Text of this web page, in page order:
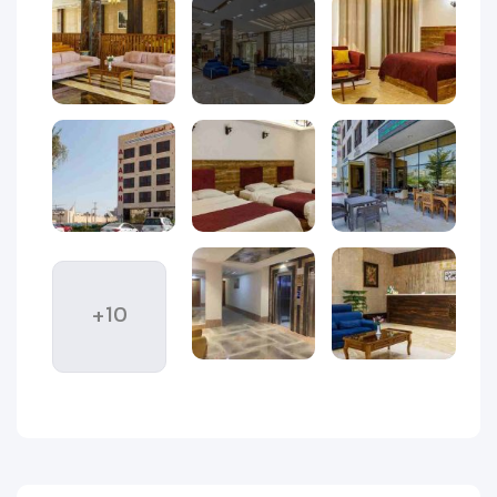
طبیعت شگفت‌انگیز و جاذبه‌های تاریخی مثل جنگل‌های حرا و
قلعه پرتغالی‌ها گرفته تا مراکز خرید مدرن و سواحل بکر، همه‌چیز
در قشم دست‌به‌دست هم داده تا سفری بی‌نظیر برای گردشگران
رقم بخورد. برای لذت بردن از چنین سفر رویایی، انتخاب یک هتل
مجهز و باکیفیت اهمیت ویژه‌ای دارد.
در میان هتل‌های ۴ ستاره جزیره،
هتل آتامان قشم
جدیدترین و مدرن‌ترین هتل‌هاست که در سال‌های اخیر به دلیل
مسافران بسیاری را به خود جلب کند. این هتل در قلب قشم قرار
دارد و دسترسی آسانی به مراکز خرید، ساحل و جاذبه‌های گردشگری
مهم جزیره فراهم می‌کند.
هتل آتامان با اتاق‌های متنوع، دکوراسیون مدرن، رستوران مجهز و
+10